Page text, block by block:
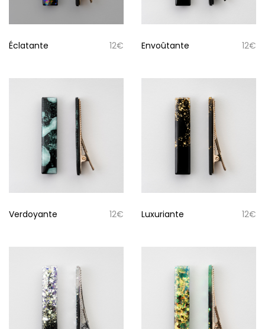
Éclatante 12€ Envoûtante 12€
Verdoyante 12€ Luxuriante 12€